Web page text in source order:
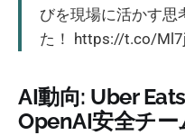
びを現場に活かす思
た！ https://t.co/
AI動向: Uber
OpenAI安全チー